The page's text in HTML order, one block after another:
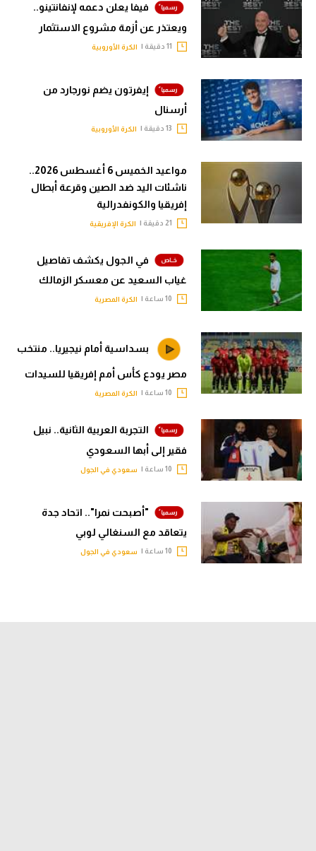
فيفا يعلن دعمه لإنفانتينو..
ويعتذر عن أزمة مشروع الاستثمار
الكرة الأوروبية
إيفرتون يضم نورجارد من
أرسنال
الكرة الأوروبية
مواعيد الخميس 6 أغسطس 2026..
ناشئات اليد ضد الصين وقرعة أبطال
إفريقيا والكونفدرالية
الكرة الإفريقية
في الجول يكشف تفاصيل
غياب السعيد عن معسكر الزمالك
الكرة المصرية
بسداسية أمام نيجيريا.. منتخب
مصر يودع كأس أمم إفريقيا للسيدات
الكرة المصرية
التجربة العربية الثانية.. نبيل
فقير إلى أبها السعودي
سعودي في الجول
"أصبحت نمرا".. اتحاد جدة
يتعاقد مع السنغالي لوبي
سعودي في الجول